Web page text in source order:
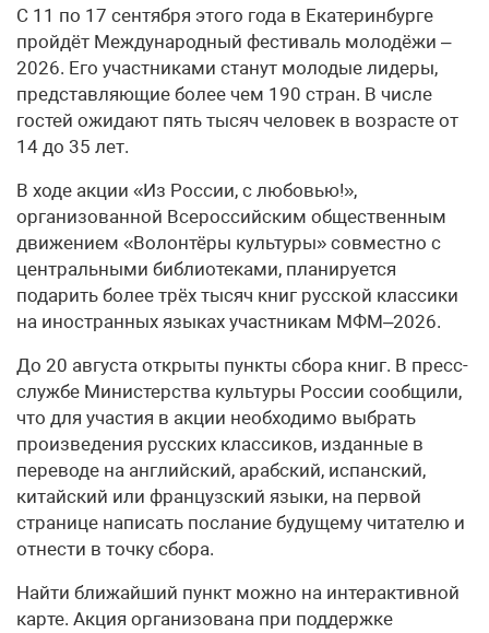
С 11 по 17 сентября этого года в Екатеринбурге
пройдёт Международный фестиваль молодёжи –
2026. Его участниками станут молодые лидеры,
представляющие более чем 190 стран. В числе
гостей ожидают пять тысяч человек в возрасте от
14 до 35 лет.
В ходе акции «Из России, с любовью!»,
организованной Всероссийским общественным
движением «Волонтёры культуры» совместно с
центральными библиотеками, планируется
подарить более трёх тысяч книг русской классики
на иностранных языках участникам МФМ–2026.
До 20 августа открыты пункты сбора книг. В пресс-
службе Министерства культуры России сообщили,
что для участия в акции необходимо выбрать
произведения русских классиков, изданные в
переводе на английский, арабский, испанский,
китайский или французский языки, на первой
странице написать послание будущему читателю и
отнести в точку сбора.
Найти ближайший пункт можно на интерактивной
карте. Акция организована при поддержке